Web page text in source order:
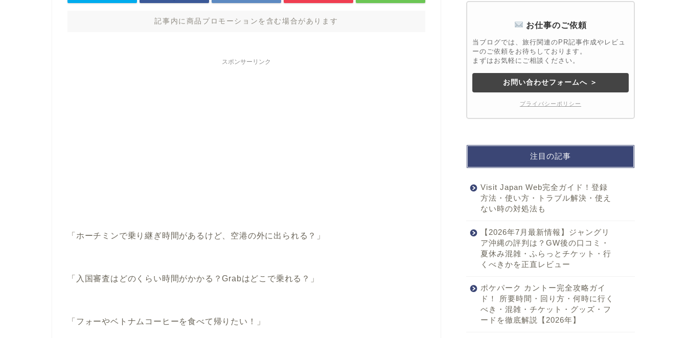
記事内に商品プロモーションを含む場合があります
スポンサーリンク
「ホーチミンで乗り継ぎ時間があるけど、空港の外に出られる？」
「入国審査はどのくらい時間がかかる？Grabはどこで乗れる？」
「フォーやベトナムコーヒーを食べて帰りたい！」
お仕事のご依頼
当ブログでは、旅行関連のPR記事作成やレビュ
ーのご依頼をお待ちしております。
まずはお気軽にご相談ください。
お問い合わせフォームへ ＞
プライバシーポリシー
注目の記事
Visit Japan Web完全ガイド！登録
方法・使い方・トラブル解決・使え
ない時の対処法も
【2026年7月最新情報】ジャングリ
ア沖縄の評判は？GW後の口コミ・
夏休み混雑・ふらっとチケット・行
くべきかを正直レビュー
ポケパーク カントー完全攻略ガイ
ド！ 所要時間・回り方・何時に行く
べき・混雑・チケット・グッズ・フ
ードを徹底解説【2026年】